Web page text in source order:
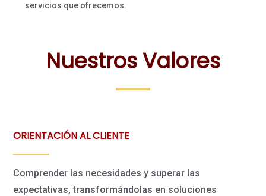
servicios que ofrecemos.
Nuestros Valores
ORIENTACIÓN AL CLIENTE
Comprender las necesidades y superar las
expectativas, transformándolas en soluciones